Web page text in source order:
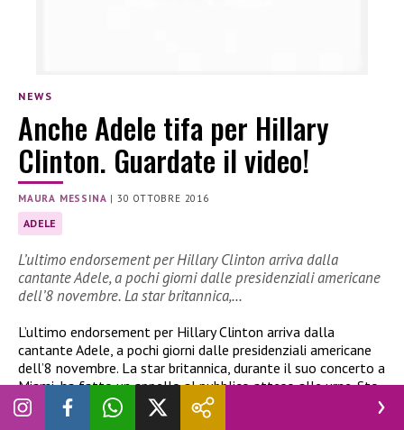
NEWS
Anche Adele tifa per Hillary
Clinton. Guardate il video!
MAURA MESSINA | 30 OTTOBRE 2016
ADELE
L’ultimo endorsement per Hillary Clinton arriva dalla
cantante Adele, a pochi giorni dalle presidenziali americane
dell’8 novembre. La star britannica,…
L’ultimo endorsement per Hillary Clinton arriva dalla
cantante Adele, a pochi giorni dalle presidenziali americane
dell’8 novembre. La star britannica, durante il suo concerto a
Miami, ha fatto un appello al pubblico atteso alle urne. Sto
con lei al 100% anche se sono inglese e non voto negli Stati
Uniti – ha detto l’artista. Intanto cala a 4,4 punti il